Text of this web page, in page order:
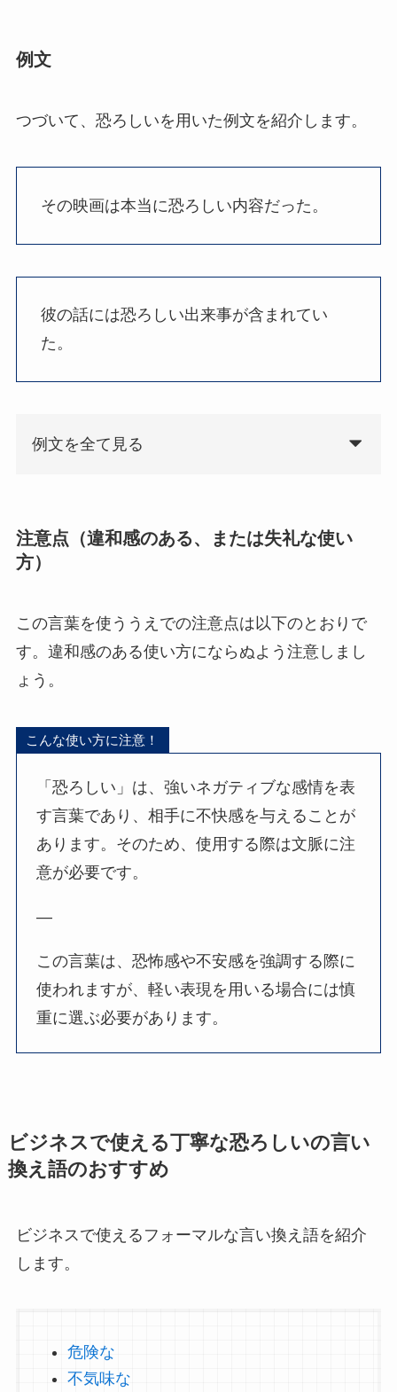
例文
つづいて、恐ろしいを用いた例文を紹介します。
その映画は本当に恐ろしい内容だった。
彼の話には恐ろしい出来事が含まれてい
た。
例文を全て見る
注意点（違和感のある、または失礼な使い
方）
この言葉を使ううえでの注意点は以下のとおりで
す。違和感のある使い方にならぬよう注意しまし
ょう。
こんな使い方に注意！
「恐ろしい」は、強いネガティブな感情を表
す言葉であり、相手に不快感を与えることが
あります。そのため、使用する際は文脈に注
意が必要です。
—
この言葉は、恐怖感や不安感を強調する際に
使われますが、軽い表現を用いる場合には慎
重に選ぶ必要があります。
ビジネスで使える丁寧な恐ろしいの言い
換え語のおすすめ
ビジネスで使えるフォーマルな言い換え語を紹介
します。
危険な
不気味な